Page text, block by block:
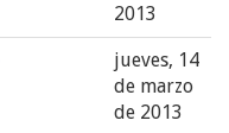
2013
jueves, 14
de marzo
de 2013